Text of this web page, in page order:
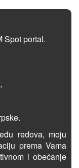
Spot portal.
redova, moju
prema Vama
i obećanje